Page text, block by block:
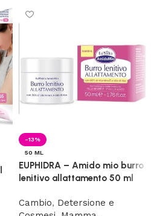
-13%
50 ML
EUPHIDRA – Amido mio burro
lenitivo allattamento 50 ml
Cambio, Detersione e